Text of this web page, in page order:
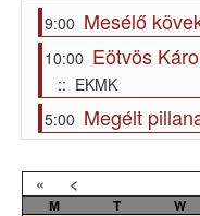
9:00 Mesélő
10:00 Eötvös
:: EKMK
5:00 Megélt
« <
M T W